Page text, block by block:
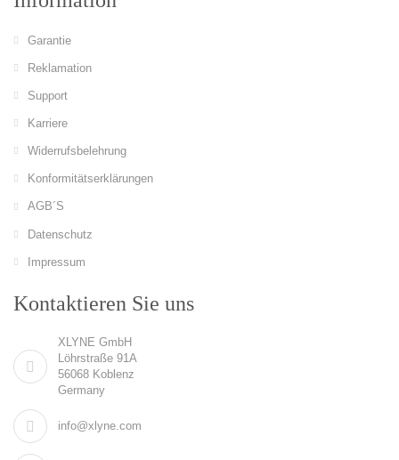
Garantie
Reklamation
Support
Karriere
Widerrufsbelehrung
Konformitätserklärungen
AGB´S
Datenschutz
Impressum
Kontaktieren Sie uns
XLYNE GmbH
Löhrstraße 91A
56068 Koblenz
Germany
info@xlyne.com